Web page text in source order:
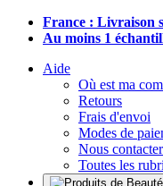
France : Livraison
Au moins 1
Aide
Où est ma
Retours
Frais d'envoi
Modes de
Nous contacter
Toutes les